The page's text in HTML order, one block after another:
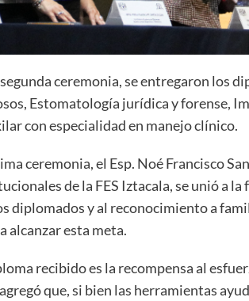
ceremonia, se entregaron los
Estomatología jurídica y forense,
con especialidad en manejo clínico.
ceremonia, el Esp. Noé Francisco
de la FES Iztacala, se unió a
diplomados y al reconocimiento a
alcanzar esta meta.
recibido es la recompensa al
que, si bien las herramientas